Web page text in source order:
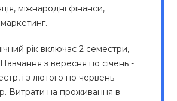
міжнародні фінанси,
рік включає 2 семестри,
з вересня по січень -
і з лютого по червень -
Витрати на проживання в